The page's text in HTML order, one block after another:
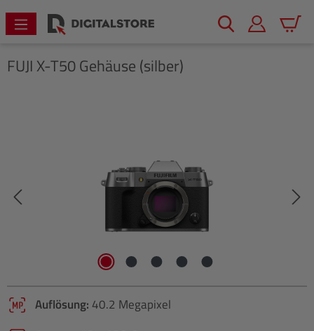
springen
FUJI X-T50 Gehäuse (silber)
Auflösung: 40.2 Megapixel